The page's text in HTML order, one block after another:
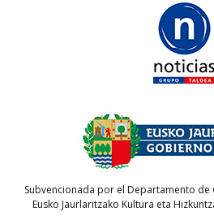
Subvencionada por el Departamento de
Eusko Jaurlaritzako Kultura eta